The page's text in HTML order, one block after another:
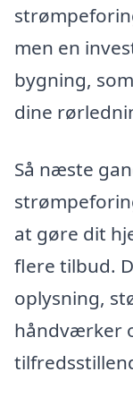
men en
bygning,
dine
Så næste
at gøre dit
flere tilbud.
oplysning,
håndværker